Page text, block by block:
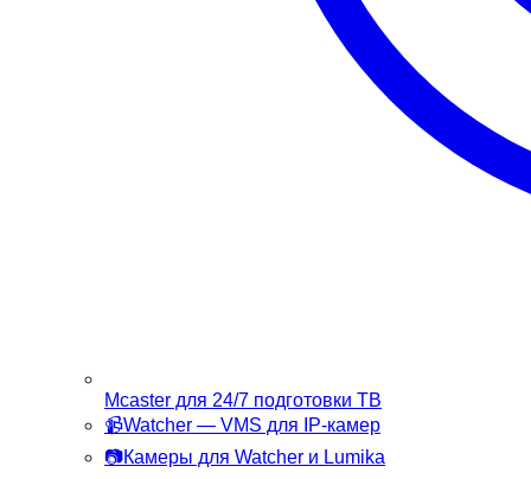
Mcaster для 24/7 подготовки ТВ
📹Watcher — VMS для IP-камер
📷Камеры для Watcher и Lumika